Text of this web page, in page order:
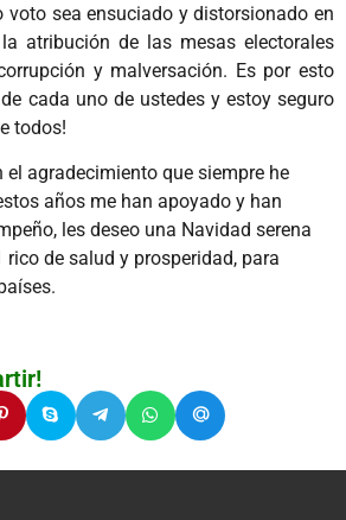
voto sea ensuciado y distorsionado en
atribución de las mesas electorales
y malversación. Es por esto
cada uno de ustedes y estoy seguro
todos!
el agradecimiento que siempre he
años me han apoyado y han
les deseo una Navidad serena
de salud y prosperidad, para